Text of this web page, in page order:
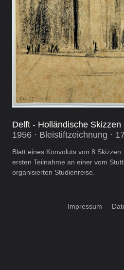
Delft - Holländische Skizzen
1956 · Bleistiftzeichnung ·
Blatt eines Konvoluts von 8
ersten Teilnahme an einer vom
organisierten Studienreise.
Impressum